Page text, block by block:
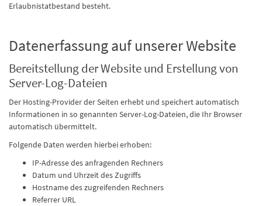
Erlaubnistatbestand besteht.
Datenerfassung auf unserer Website
Bereitstellung der Website und Erstellung von
Server-Log-Dateien
Der Hosting-Provider der Seiten erhebt und speichert automatisch
Informationen in so genannten Server-Log-Dateien, die Ihr Browser
automatisch übermittelt.
Folgende Daten werden hierbei erhoben:
IP-Adresse des anfragenden Rechners
Datum und Uhrzeit des Zugriffs
Hostname des zugreifenden Rechners
Referrer URL